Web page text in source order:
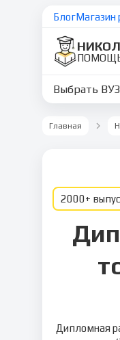
БлогМагазин
Выбрать ВУЗ
Главная
2000+
Дипломная